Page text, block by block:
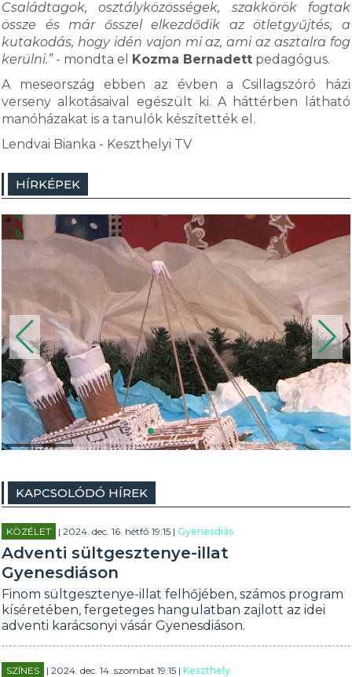
Családtagok, osztályközösségek, szakkörök fogtak
össze és már ősszel elkezdődik az ötletgyűjtés, a
kutakodás, hogy idén vajon mi az, ami az asztalra fog
kerülni.”- mondta el Kozma Bernadett pedagógus.
A meseország ebben az évben a Csillagszóró házi
verseny alkotásaival egészült ki. A háttérben látható
manóházakat is a tanulók készítették el.
Lendvai Bianka - Keszthelyi TV
HÍRKÉPEK
KAPCSOLÓDÓ HÍREK
KÖZÉLET | 2024. dec. 16. hétfő 19:15 |Gyenesdiás
Adventi sültgesztenye-illat
Gyenesdiáson
Finom sültgesztenye-illat felhőjében, számos program
kíséretében, fergeteges hangulatban zajlott az idei
adventi karácsonyi vásár Gyenesdiáson.
SZÍNES | 2024. dec. 14. szombat 19:15 |Keszthely